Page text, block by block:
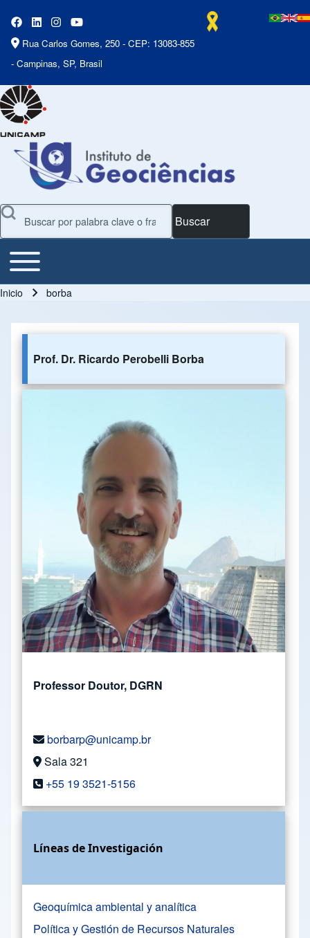
Rua Carlos Gomes, 250 - CEP: 13083-855
- Campinas, SP, Brasil
Buscar
Main Menu
Toggle main menu
Inicio borba
Prof. Dr. Ricardo Perobelli Borba
Professor Doutor, DGRN
borbarp@unicamp.br
Sala 321
+55 19 3521-5156
Líneas de Investigación
Geoquímica ambiental y analítica
Política y Gestión de Recursos Naturales